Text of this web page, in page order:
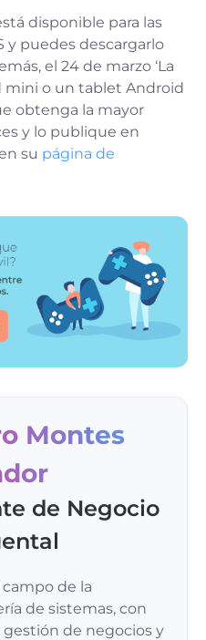
disponible para las
y puedes descargarlo
el 24 de marzo ‘La
mini o un tablet Android
obtenga la mayor
y lo publique en
su página de
Montes
de Negocio
de la
de sistemas, con
gestión de negocios y